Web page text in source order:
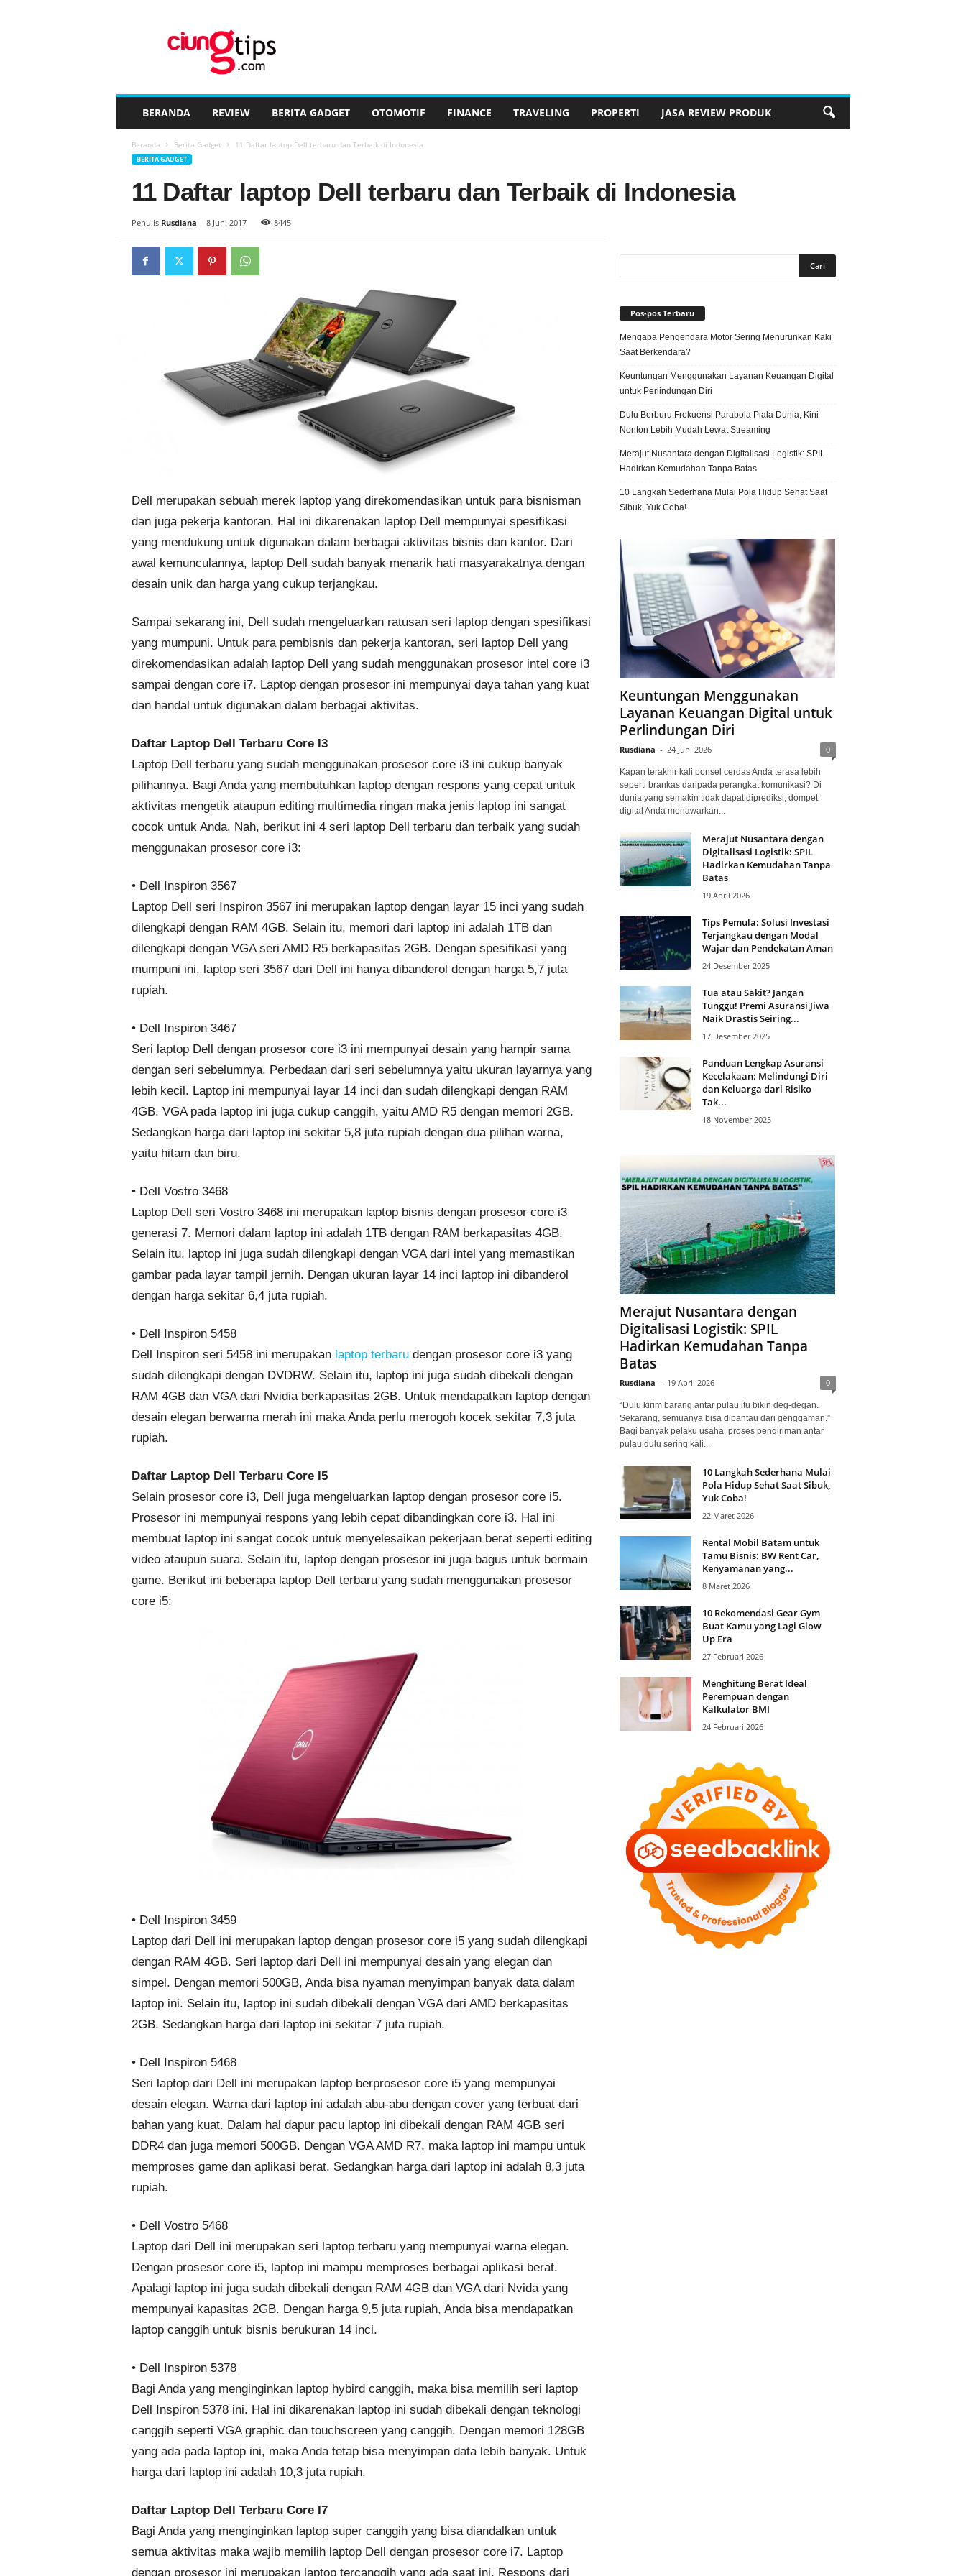
BERANDA REVIEW BERITA GADGET OTOMOTIF FINANCE TRAVELING PROPERTI JASA REVIEW PRODUK
Beranda Berita Gadget 11 Daftar laptop Dell terbaru dan Terbaik di Indonesia
BERITA GADGET
11 Daftar laptop Dell terbaru dan Terbaik di Indonesia
Penulis Rusdiana - 8 Juni 2017 8445
Dell merupakan sebuah merek laptop yang direkomendasikan untuk para bisnisman
dan juga pekerja kantoran. Hal ini dikarenakan laptop Dell mempunyai spesifikasi
yang mendukung untuk digunakan dalam berbagai aktivitas bisnis dan kantor. Dari
awal kemunculannya, laptop Dell sudah banyak menarik hati masyarakatnya dengan
desain unik dan harga yang cukup terjangkau.
Sampai sekarang ini, Dell sudah mengeluarkan ratusan seri laptop dengan spesifikasi
yang mumpuni. Untuk para pembisnis dan pekerja kantoran, seri laptop Dell yang
direkomendasikan adalah laptop Dell yang sudah menggunakan prosesor intel core i3
sampai dengan core i7. Laptop dengan prosesor ini mempunyai daya tahan yang kuat
dan handal untuk digunakan dalam berbagai aktivitas.
Daftar Laptop Dell Terbaru Core I3
Laptop Dell terbaru yang sudah menggunakan prosesor core i3 ini cukup banyak
pilihannya. Bagi Anda yang membutuhkan laptop dengan respons yang cepat untuk
aktivitas mengetik ataupun editing multimedia ringan maka jenis laptop ini sangat
cocok untuk Anda. Nah, berikut ini 4 seri laptop Dell terbaru dan terbaik yang sudah
menggunakan prosesor core i3:
• Dell Inspiron 3567
Laptop Dell seri Inspiron 3567 ini merupakan laptop dengan layar 15 inci yang sudah
dilengkapi dengan RAM 4GB. Selain itu, memori dari laptop ini adalah 1TB dan
dilengkapi dengan VGA seri AMD R5 berkapasitas 2GB. Dengan spesifikasi yang
mumpuni ini, laptop seri 3567 dari Dell ini hanya dibanderol dengan harga 5,7 juta
rupiah.
• Dell Inspiron 3467
Seri laptop Dell dengan prosesor core i3 ini mempunyai desain yang hampir sama
dengan seri sebelumnya. Perbedaan dari seri sebelumnya yaitu ukuran layarnya yang
lebih kecil. Laptop ini mempunyai layar 14 inci dan sudah dilengkapi dengan RAM
4GB. VGA pada laptop ini juga cukup canggih, yaitu AMD R5 dengan memori 2GB.
Sedangkan harga dari laptop ini sekitar 5,8 juta rupiah dengan dua pilihan warna,
yaitu hitam dan biru.
• Dell Vostro 3468
Laptop Dell seri Vostro 3468 ini merupakan laptop bisnis dengan prosesor core i3
generasi 7. Memori dalam laptop ini adalah 1TB dengan RAM berkapasitas 4GB.
Selain itu, laptop ini juga sudah dilengkapi dengan VGA dari intel yang memastikan
gambar pada layar tampil jernih. Dengan ukuran layar 14 inci laptop ini dibanderol
dengan harga sekitar 6,4 juta rupiah.
• Dell Inspiron 5458
Dell Inspiron seri 5458 ini merupakan laptop terbarudengan prosesor core i3 yang
sudah dilengkapi dengan DVDRW. Selain itu, laptop ini juga sudah dibekali dengan
RAM 4GB dan VGA dari Nvidia berkapasitas 2GB. Untuk mendapatkan laptop dengan
desain elegan berwarna merah ini maka Anda perlu merogoh kocek sekitar 7,3 juta
rupiah.
Daftar Laptop Dell Terbaru Core I5
Selain prosesor core i3, Dell juga mengeluarkan laptop dengan prosesor core i5.
Prosesor ini mempunyai respons yang lebih cepat dibandingkan core i3. Hal ini
membuat laptop ini sangat cocok untuk menyelesaikan pekerjaan berat seperti editing
video ataupun suara. Selain itu, laptop dengan prosesor ini juga bagus untuk bermain
game. Berikut ini beberapa laptop Dell terbaru yang sudah menggunakan prosesor
core i5:
• Dell Inspiron 3459
Laptop dari Dell ini merupakan laptop dengan prosesor core i5 yang sudah dilengkapi
dengan RAM 4GB. Seri laptop dari Dell ini mempunyai desain yang elegan dan
simpel. Dengan memori 500GB, Anda bisa nyaman menyimpan banyak data dalam
laptop ini. Selain itu, laptop ini sudah dibekali dengan VGA dari AMD berkapasitas
2GB. Sedangkan harga dari laptop ini sekitar 7 juta rupiah.
• Dell Inspiron 5468
Seri laptop dari Dell ini merupakan laptop berprosesor core i5 yang mempunyai
desain elegan. Warna dari laptop ini adalah abu-abu dengan cover yang terbuat dari
bahan yang kuat. Dalam hal dapur pacu laptop ini dibekali dengan RAM 4GB seri
DDR4 dan juga memori 500GB. Dengan VGA AMD R7, maka laptop ini mampu untuk
memproses game dan aplikasi berat. Sedangkan harga dari laptop ini adalah 8,3 juta
rupiah.
• Dell Vostro 5468
Laptop dari Dell ini merupakan seri laptop terbaru yang mempunyai warna elegan.
Dengan prosesor core i5, laptop ini mampu memproses berbagai aplikasi berat.
Apalagi laptop ini juga sudah dibekali dengan RAM 4GB dan VGA dari Nvida yang
mempunyai kapasitas 2GB. Dengan harga 9,5 juta rupiah, Anda bisa mendapatkan
laptop canggih untuk bisnis berukuran 14 inci.
• Dell Inspiron 5378
Bagi Anda yang menginginkan laptop hybird canggih, maka bisa memilih seri laptop
Dell Inspiron 5378 ini. Hal ini dikarenakan laptop ini sudah dibekali dengan teknologi
canggih seperti VGA graphic dan touchscreen yang canggih. Dengan memori 128GB
yang ada pada laptop ini, maka Anda tetap bisa menyimpan data lebih banyak. Untuk
harga dari laptop ini adalah 10,3 juta rupiah.
Daftar Laptop Dell Terbaru Core I7
Bagi Anda yang menginginkan laptop super canggih yang bisa diandalkan untuk
semua aktivitas maka wajib memilih laptop Dell dengan prosesor core i7. Laptop
dengan prosesor ini merupakan laptop tercanggih yang ada saat ini. Respons dari
Pos-pos Terbaru
Mengapa Pengendara Motor Sering Menurunkan Kaki
Saat Berkendara?
Keuntungan Menggunakan Layanan Keuangan Digital
untuk Perlindungan Diri
Dulu Berburu Frekuensi Parabola Piala Dunia, Kini
Nonton Lebih Mudah Lewat Streaming
Merajut Nusantara dengan Digitalisasi Logistik: SPIL
Hadirkan Kemudahan Tanpa Batas
10 Langkah Sederhana Mulai Pola Hidup Sehat Saat
Sibuk, Yuk Coba!
Keuntungan Menggunakan
Layanan Keuangan Digital untuk
Perlindungan Diri
Rusdiana - 24 Juni 2026 0
Kapan terakhir kali ponsel cerdas Anda terasa lebih
seperti brankas daripada perangkat komunikasi? Di
dunia yang semakin tidak dapat diprediksi, dompet
digital Anda menawarkan...
Merajut Nusantara dengan
Digitalisasi Logistik: SPIL
Hadirkan Kemudahan Tanpa
Batas
19 April 2026
Tips Pemula: Solusi Investasi
Terjangkau dengan Modal
Wajar dan Pendekatan Aman
24 Desember 2025
Tua atau Sakit? Jangan
Tunggu! Premi Asuransi Jiwa
Naik Drastis Seiring...
17 Desember 2025
Panduan Lengkap Asuransi
Kecelakaan: Melindungi Diri
dan Keluarga dari Risiko
Tak...
18 November 2025
Merajut Nusantara dengan
Digitalisasi Logistik: SPIL
Hadirkan Kemudahan Tanpa
Batas
Rusdiana - 19 April 2026 0
“Dulu kirim barang antar pulau itu bikin deg-degan.
Sekarang, semuanya bisa dipantau dari genggaman.”
Bagi banyak pelaku usaha, proses pengiriman antar
pulau dulu sering kali...
10 Langkah Sederhana Mulai
Pola Hidup Sehat Saat Sibuk,
Yuk Coba!
22 Maret 2026
Rental Mobil Batam untuk
Tamu Bisnis: BW Rent Car,
Kenyamanan yang...
8 Maret 2026
10 Rekomendasi Gear Gym
Buat Kamu yang Lagi Glow
Up Era
27 Februari 2026
Menghitung Berat Ideal
Perempuan dengan
Kalkulator BMI
24 Februari 2026